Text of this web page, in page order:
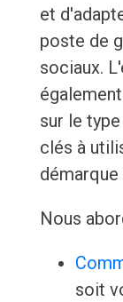
et
poste de
sociaux.
sur le
clés à
Nous
soit